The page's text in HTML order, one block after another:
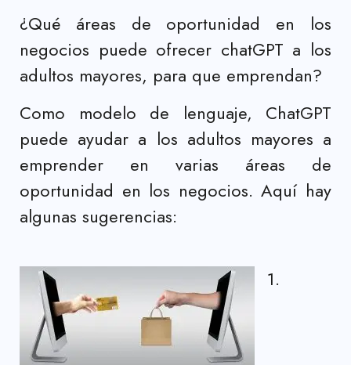
¿Qué áreas de oportunidad en los
negocios puede ofrecer chatGPT a los
adultos mayores, para que emprendan?
Como modelo de lenguaje, ChatGPT
puede ayudar a los adultos mayores a
emprender en varias áreas de
oportunidad en los negocios. Aquí hay
algunas sugerencias:
1.